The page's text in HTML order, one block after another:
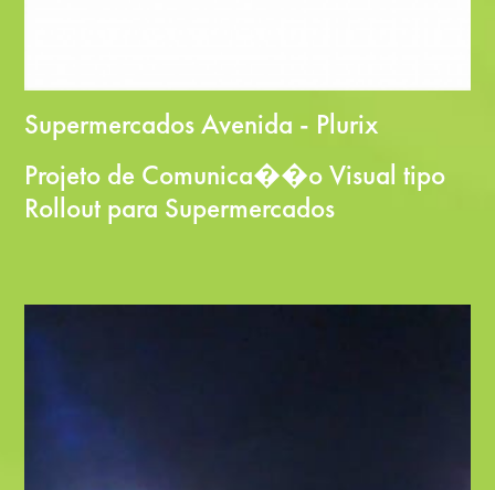
Supermercados Avenida - Plurix
Projeto de Comunica��o Visual tipo
Rollout para Supermercados